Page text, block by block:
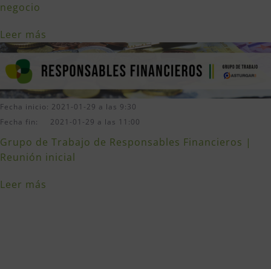
negocio
Leer más
Fecha inicio: 2021-01-29 a las 9:30
Fecha fin: 2021-01-29 a las 11:00
Grupo de Trabajo de Responsables Financieros |
Reunión inicial
Leer más